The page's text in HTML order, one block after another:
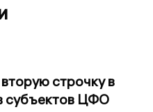
строчку в
субъектов ЦФО